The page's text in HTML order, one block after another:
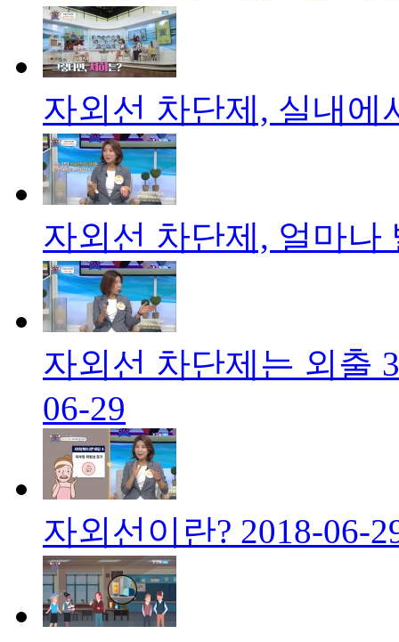
자외선 차단제, 실내에
자외선 차단제, 얼마나
자외선 차단제는 외출
06-29
자외선이란? 2018-06-